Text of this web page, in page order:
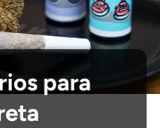
para